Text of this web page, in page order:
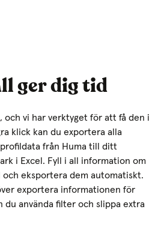
ger dig tid
och vi har verktyget för att få den i
klick kan du exportera alla
från Huma till ditt
i Excel. Fyll i all information om
och eksportera dem automatiskt.
exportera informationen för
du använda filter och slippa extra